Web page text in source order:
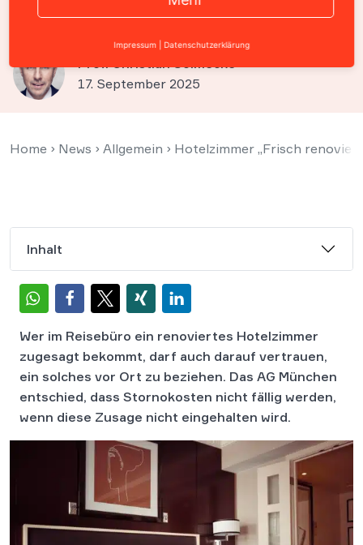
haftet der Veranstalter
Prof. Christian Solmecke
17. September 2025
Home › News › Allgemein › Hotelzimmer „Frisch
Inhalt
Wer im Reisebüro ein renoviertes Hotelzimmer
zugesagt bekommt, darf auch darauf vertrauen,
ein solches vor Ort zu beziehen. Das AG München
entschied, dass Stornokosten nicht fällig werden,
wenn diese Zusage nicht eingehalten wird.
Impressum Datenschutzerklärung